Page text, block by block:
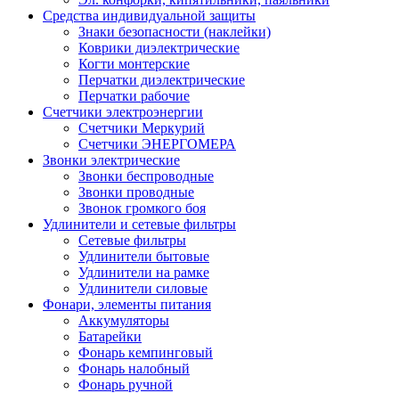
Средства индивидуальной защиты
Знаки безопасности (наклейки)
Коврики диэлектрические
Когти монтерские
Перчатки диэлектрические
Перчатки рабочие
Счетчики электроэнергии
Счетчики Меркурий
Счетчики ЭНЕРГОМЕРА
Звонки электрические
Звонки беспроводные
Звонки проводные
Звонок громкого боя
Удлинители и сетевые фильтры
Сетевые фильтры
Удлинители бытовые
Удлинители на рамке
Удлинители силовые
Фонари, элементы питания
Аккумуляторы
Батарейки
Фонарь кемпинговый
Фонарь налобный
Фонарь ручной